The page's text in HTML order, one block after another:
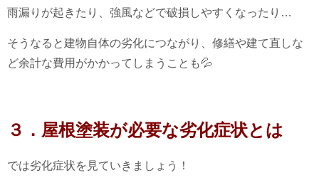
雨漏りが起きたり、強風などで破損しやすくなったり…
そうなると建物自体の劣化につながり、修繕や建て直しな
ど余計な費用がかかってしまうことも💦
３．屋根塗装が必要な劣化症状とは
では劣化症状を見ていきましょう！